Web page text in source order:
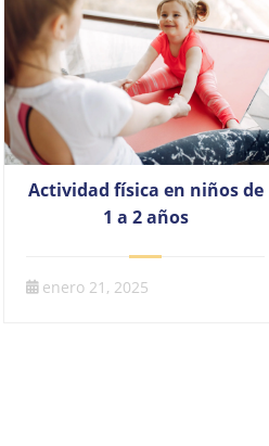
Actividad física en niños de
1 a 2 años
enero 21, 2025